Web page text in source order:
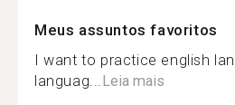
Meus assuntos favoritos
I want to practice english
languag...Leia mais